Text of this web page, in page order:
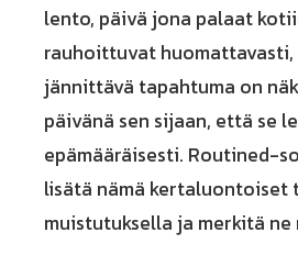
lento, päivä jona palaat
rauhoittuvat
jännittävä tapahtuma on
päivänä sen sijaan, että se
epämääräisesti. Routined-
lisätä nämä kertaluontoiset
muistutuksella ja merkitä ne